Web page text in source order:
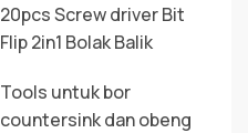
20pcs Screw driver Bit
Flip 2in1 Bolak Balik
Tools untuk bor
countersink dan obeng